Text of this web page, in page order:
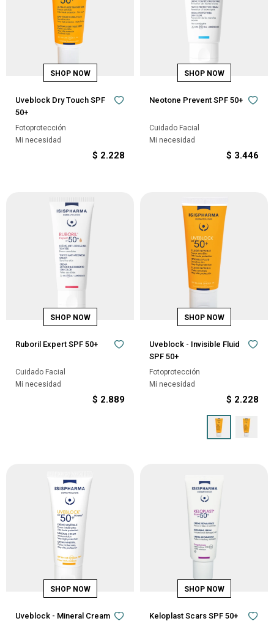
Uveblock Dry Touch SPF
50+
Fotoprotección
Mi necesidad
$ 2.228
Neotone Prevent SPF 50+
Cuidado Facial
Mi necesidad
$ 3.446
Ruboril Expert SPF 50+
Cuidado Facial
Mi necesidad
$ 2.889
Uveblock - Invisible Fluid
SPF 50+
Fotoprotección
Mi necesidad
$ 2.228
Uveblock - Mineral Cream
Keloplast Scars SPF 50+